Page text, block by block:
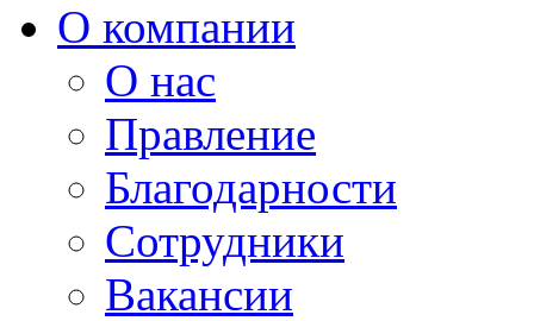
О компании
О нас
Правление
Благодарности
Сотрудники
Вакансии